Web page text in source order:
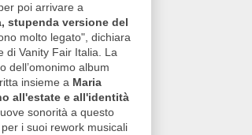
poi arrivare a
stupenda versione del
molto legato", dichiara
di Vanity Fair Italia. La
dell’omonimo album
insieme a Maria
all'estate e all'identità
sonorità a questo
i suoi rework musicali